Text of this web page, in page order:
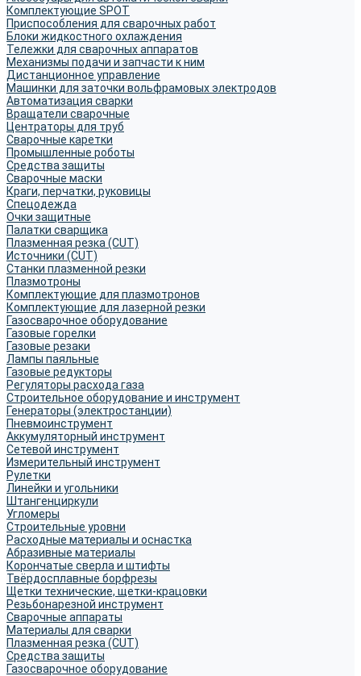
Комплектующие SPOT
Приспособления для сварочных работ
Блоки жидкостного охлаждения
Тележки для сварочных аппаратов
Механизмы подачи и запчасти к ним
Дистанционное управление
Машинки для заточки вольфрамовых электродов
Автоматизация сварки
Вращатели сварочные
Центраторы для труб
Сварочные каретки
Промышленные роботы
Средства защиты
Сварочные маски
Краги, перчатки, руковицы
Спецодежда
Очки защитные
Палатки сварщика
Плазменная резка (CUT)
Источники (CUT)
Станки плазменной резки
Плазмотроны
Комплектующие для плазмотронов
Комплектующие для лазерной резки
Газосварочное оборудование
Газовые горелки
Газовые резаки
Лампы паяльные
Газовые редукторы
Регуляторы расхода газа
Строительное оборудование и инструмент
Генераторы (электростанции)
Пневмоинструмент
Аккумуляторный инструмент
Сетевой инструмент
Измерительный инструмент
Рулетки
Линейки и угольники
Штангенциркули
Угломеры
Строительные уровни
Расходные материалы и оснастка
Абразивные материалы
Корончатые сверла и штифты
Твёрдосплавные борфрезы
Щетки технические, щетки-крацовки
Резьбонарезной инструмент
Сварочные аппараты
Материалы для сварки
Плазменная резка (CUT)
Средства защиты
Газосварочное оборудование